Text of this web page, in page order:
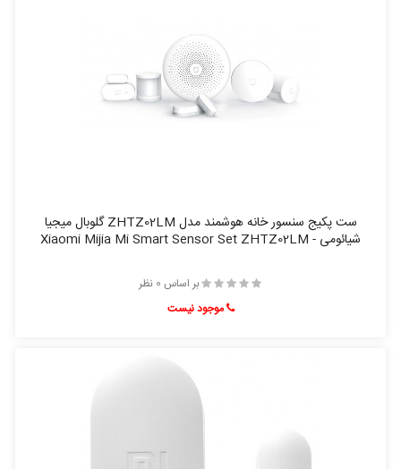
ست پکیج سنسور خانه هوشمند مدل ZHTZ02LM گلوبال میجیا
شیائومی - Xiaomi Mijia Mi Smart Sensor Set ZHTZ02LM
بر اساس 0 نظر
موجود نیست